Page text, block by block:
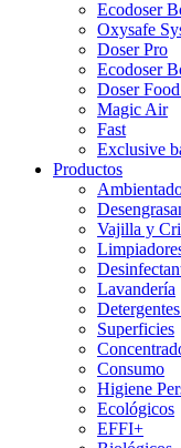
Ecodoser
Oxysafe
Doser Pro
Ecodoser
Doser
Magic Air
Fast
Exclusive
Productos
Vajilla y
Lavandería
Superficies
Consumo
Higiene
Ecológicos
EFFI+